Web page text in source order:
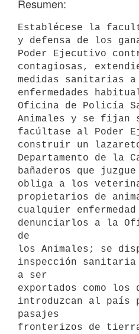
Resumen:
Establécese la
y defensa de los
Poder Ejecutivo
contagiosas,
medidas sanitarias
enfermedades
Oficina de Policía
Animales y se fijan
facúltase al Poder
construir un
Departamento de la
bañaderos que
obliga a los
propietarios de
cualquier
denunciarlos a la
de
los Animales; se
inspección sanitaria
a ser
exportados como los
introduzcan al país
pasajes
fronterizos de